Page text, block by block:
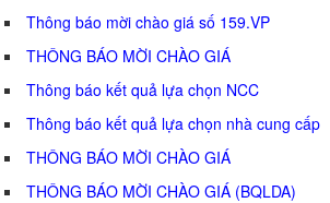
Thông báo mời chào giá số 159.VP
THÔNG BÁO MỜI CHÀO GIÁ
Thông báo kết quả lựa chọn NCC
Thông báo kết quả lựa chọn nhà cung cấp
THÔNG BÁO MỜI CHÀO GIÁ
THÔNG BÁO MỜI CHÀO GIÁ (BQLDA)